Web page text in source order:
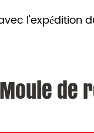
l'expédition
Moule de